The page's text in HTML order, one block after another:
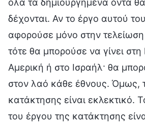
δέχονται. Αν το έργο αυτού
αφορούσε μόνο στην
τότε θα μπορούσε να γίνει
Αμερική ή στο Ισραήλ· θα
στον λαό κάθε έθνους. Όμως,
κατάκτησης είναι εκλεκτικό.
του έργου της κατάκτησης